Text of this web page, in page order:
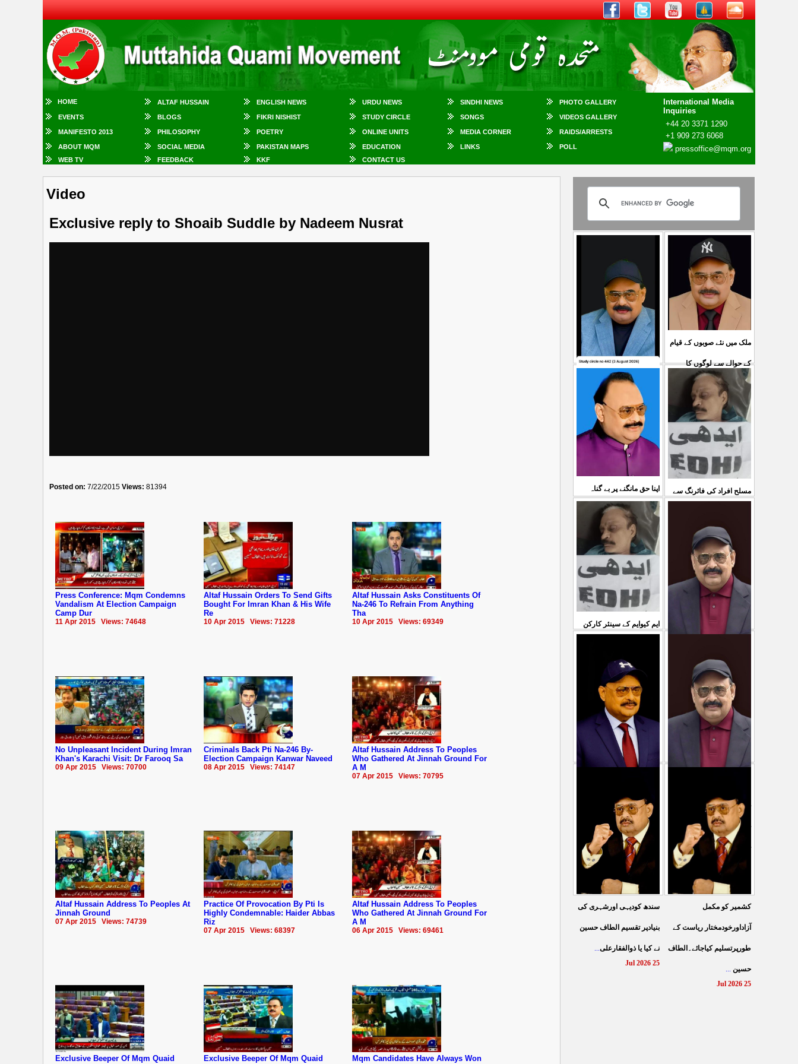
HOME ALTAF HUSSAIN ENGLISH NEWS URDU NEWS SINDHI NEWS PHOTO GALLERY
International Media
Inquiries
+44 20 3371 1290
+1 909 273 6068
pressoffice@mqm.org
EVENTS BLOGS FIKRI NISHIST STUDY CIRCLE SONGS VIDEOS GALLERY
MANIFESTO 2013 PHILOSOPHY POETRY ONLINE UNITS MEDIA CORNER RAIDS/ARRESTS
ABOUT MQM SOCIAL MEDIA PAKISTAN MAPS EDUCATION LINKS
POLL
WEB TV
FEEDBACK KKF CONTACT US
Video
Exclusive reply to Shoaib Suddle by Nadeem Nusrat
Posted on: 7/22/2015 Views: 81394
Press Conference: Mqm Condemns
Vandalism At Election Campaign
Camp Dur
11 Apr 2015 Views: 74648
Altaf Hussain Orders To Send Gifts
Bought For Imran Khan & His Wife
Re
10 Apr 2015 Views: 71228
Altaf Hussain Asks Constituents Of
Na-246 To Refrain From Anything
Tha
10 Apr 2015 Views: 69349
No Unpleasant Incident During Imran
Khan's Karachi Visit: Dr Farooq Sa
09 Apr 2015 Views: 70700
Criminals Back Pti Na-246 By-
Election Campaign Kanwar Naveed
08 Apr 2015 Views: 74147
Altaf Hussain Address To Peoples
Who Gathered At Jinnah Ground For
A M
07 Apr 2015 Views: 70795
Altaf Hussain Address To Peoples At
Jinnah Ground
07 Apr 2015 Views: 74739
Practice Of Provocation By Pti Is
Highly Condemnable: Haider Abbas
Riz
07 Apr 2015 Views: 68397
Altaf Hussain Address To Peoples
Who Gathered At Jinnah Ground For
A M
06 Apr 2015 Views: 69461
Exclusive Beeper Of Mqm Quaid
Exclusive Beeper Of Mqm Quaid
Mqm Candidates Have Always Won
کشمیرکا کونہ کونہ لہو
لہو ہے لیکن حکومت کواس
کی کوئی پرواہ نہیں ہے
04 Aug 2026
ملک میں نئے صوبوں کے قیام
کے حوالے سے لوگوں کا
مطالبہ بالکل درست ہے۔ ا
03 Aug 2026
اپنا حق مانگنے پر بے گناہ
کشمیریوں کو گولیاں مارکر
شہ رگ کوکاٹ دیا گی
31 Jul 2026
مسلح افراد کی فائرنگ سے
سمیع الدین رحمانی ک
ایم کیوایم کے سینئر کارکن
شہادت پر متحدہ قومی
سے ہولی کھیلنابند کی جائے،
الطاف حسین...
کے نظام سے نجات کے لئے
جین زی کوآگے آنا ہوگا۔
...
کرتے مہاجروں نے ظلم
کیایامہاجروں پر ظلم
...
سندھ کودیہی اورشہری کی
بنیادپر تقسیم الطاف حسین
نے کیا یا ذوالفقارعلی...
25 Jul 2026
کشمیر کو مکمل
آزاداورخودمختار ریاست کے
طورپرتسلیم کیاجائے۔الطاف
حسین ...
25 Jul 2026